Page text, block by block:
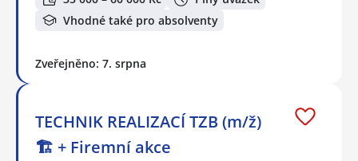
Vhodné také pro absolventy
Zveřejněno: 7. srpna
TECHNIK REALIZACÍ TZB (m/ž)
🏗️ + Firemní akce